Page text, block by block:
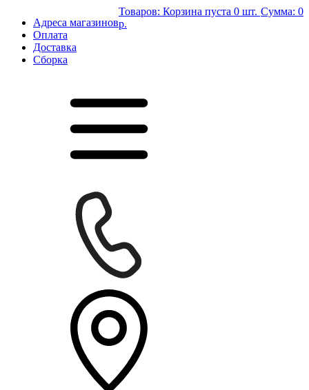
Адреса магазинов
Оплата
Доставка
Сборка
Товаров: Корзина пуста 0 шт. Сумма: 0
р.